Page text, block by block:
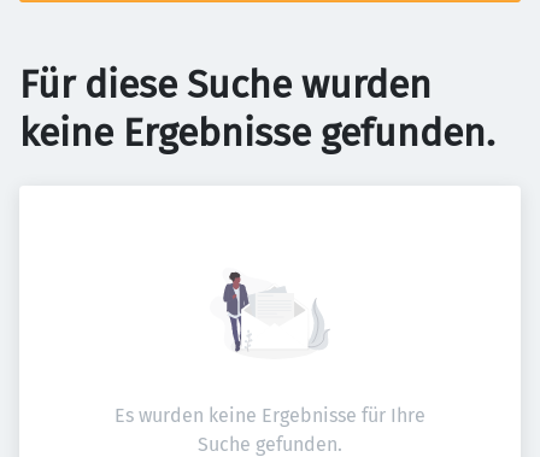
Für diese Suche wurden
keine Ergebnisse gefunden.
Es wurden keine Ergebnisse für Ihre
Suche gefunden.